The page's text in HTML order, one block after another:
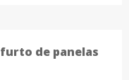
de panelas